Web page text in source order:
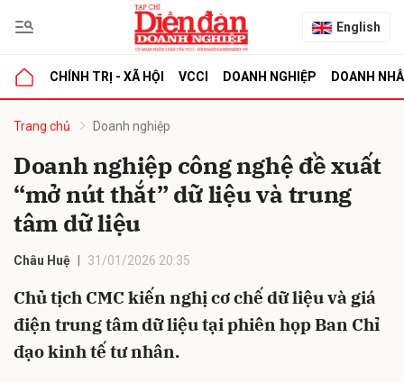
English
CHÍNH TRỊ - XÃ HỘI VCCI DOANH NGHIỆP DOANH
Trang chủ Doanh nghiệp
Doanh nghiệp công nghệ đề xuất
“mở nút thắt” dữ liệu và trung
tâm dữ liệu
Châu Huệ 31/01/2026 20:35
Chủ tịch CMC kiến nghị cơ chế dữ liệu và giá
điện trung tâm dữ liệu tại phiên họp Ban Chỉ
đạo kinh tế tư nhân.
luận
Hủy